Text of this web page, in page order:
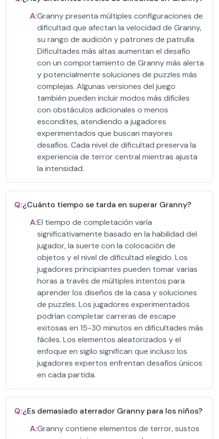
A:Granny presenta múltiples configuraciones de
dificultad que afectan la velocidad de Granny,
su rango de audición y patrones de patrulla.
Dificultades más altas aumentan el desafío
con un comportamiento de Granny más alerta
y potencialmente soluciones de puzzles más
complejas. Algunas versiones del juego
también pueden incluir modos más difíciles
con obstáculos adicionales o menos
escondites, atendiendo a jugadores
experimentados que buscan mayores
desafíos. Cada nivel de dificultad preserva la
experiencia de terror central mientras ajusta
la intensidad.
Q:¿Cuánto tiempo se tarda en superar Granny?
A:El tiempo de completación varía
significativamente basado en la habilidad del
jugador, la suerte con la colocación de
objetos y el nivel de dificultad elegido. Los
jugadores principiantes pueden tomar varias
horas a través de múltiples intentos para
aprender los diseños de la casa y soluciones
de puzzles. Los jugadores experimentados
podrían completar carreras de escape
exitosas en 15-30 minutos en dificultades más
fáciles. Los elementos aleatorizados y el
enfoque en sigilo significan que incluso los
jugadores expertos enfrentan desafíos únicos
en cada partida.
Q:¿Es demasiado aterrador Granny para los niños?
A:Granny contiene elementos de terror, sustos